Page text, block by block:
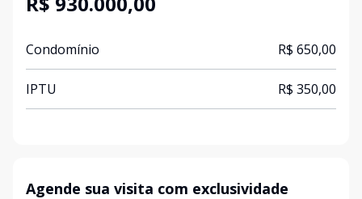
Condomínio R$ 650,00
IPTU R$ 350,00
Agende sua visita com exclusividade